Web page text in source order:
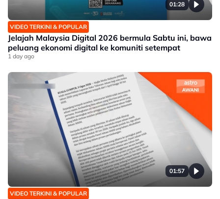
01:28
VIDEO TERKINI & POPULAR
Jelajah Malaysia Digital 2026 bermula Sabtu ini, bawa
peluang ekonomi digital ke komuniti setempat
1 day ago
01:57
VIDEO TERKINI & POPULAR